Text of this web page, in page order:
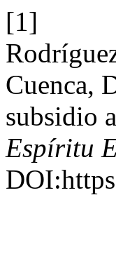
[1]
Cuenca,
subsidio
Espí­ritu